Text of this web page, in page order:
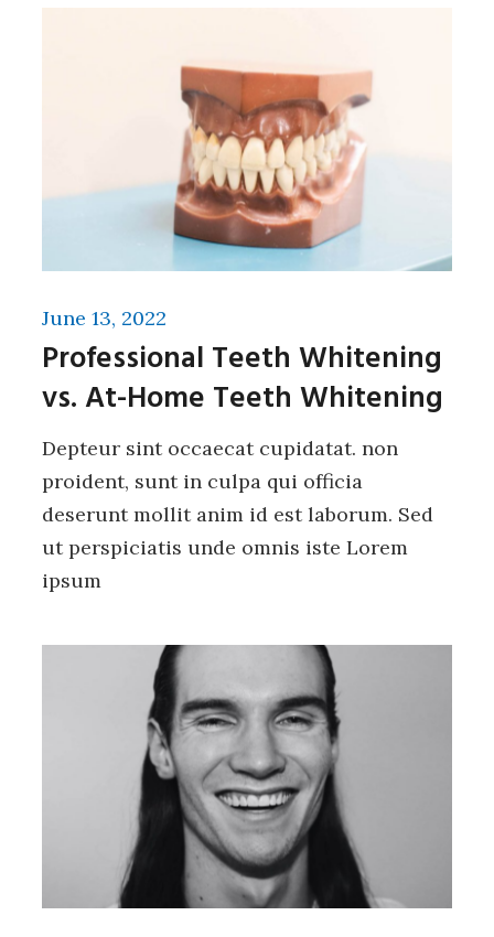
June 13, 2022
Professional Teeth Whitening
vs. At-Home Teeth Whitening
Depteur sint occaecat cupidatat. non
proident, sunt in culpa qui officia
deserunt mollit anim id est laborum. Sed
ut perspiciatis unde omnis iste Lorem
ipsum